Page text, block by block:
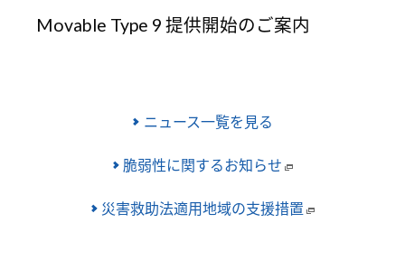
Movable Type 9 提供開始のご案内
ニュース一覧を見る
脆弱性に関するお知らせ
災害救助法適用地域の支援措置